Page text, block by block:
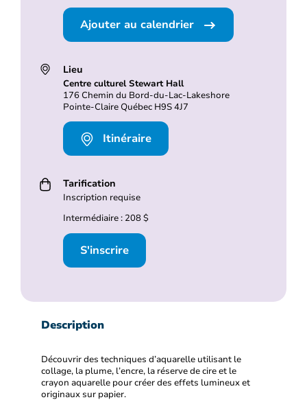
Ajouter au calendrier
Lieu
Centre culturel Stewart Hall
176 Chemin du Bord-du-Lac-Lakeshore
Pointe-Claire Québec H9S 4J7
Itinéraire
Tarification
Inscription requise
Intermédiaire : 208 $
S'inscrire
Description
Découvrir des techniques d’aquarelle utilisant le
collage, la plume, l’encre, la réserve de cire et le
crayon aquarelle pour créer des effets lumineux et
originaux sur papier.